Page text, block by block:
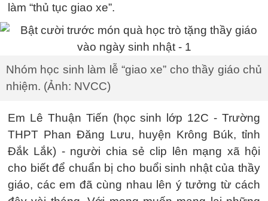
làm “thủ tục giao xe”.
Nhóm học sinh làm lễ “giao xe” cho thầy giáo chủ
nhiệm. (Ảnh: NVCC)
Em Lê Thuận Tiến (học sinh lớp 12C - Trường
THPT Phan Đăng Lưu, huyện Krông Búk, tỉnh
Đắk Lắk) - người chia sẻ clip lên mạng xã hội
cho biết để chuẩn bị cho buổi sinh nhật của thầy
giáo, các em đã cùng nhau lên ý tưởng từ cách